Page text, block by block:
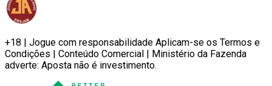
+18 | Jogue com responsabilidade Aplicam-se os Termos e
Condições | Conteúdo Comercial | Ministério da Fazenda
adverte: Aposta não é investimento.